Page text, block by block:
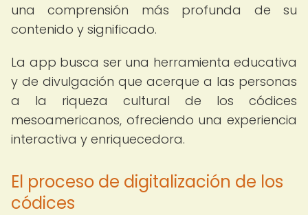
una comprensión más profunda de su
contenido y significado.
La app busca ser una herramienta educativa
y de divulgación que acerque a las personas
a la riqueza cultural de los códices
mesoamericanos, ofreciendo una experiencia
interactiva y enriquecedora.
El proceso de digitalización de los
códices